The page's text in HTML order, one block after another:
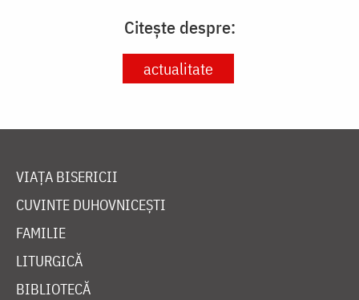
Citește despre:
actualitate
VIAȚA BISERICII
CUVINTE DUHOVNICEȘTI
FAMILIE
LITURGICĂ
BIBLIOTECĂ